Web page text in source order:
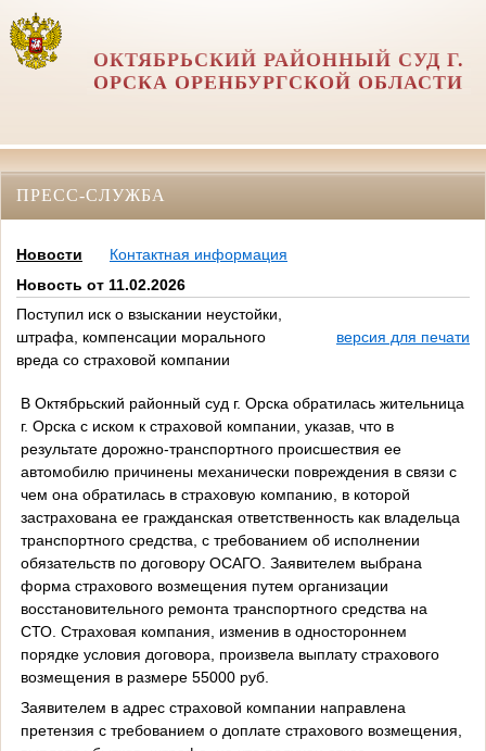
ОКТЯБРЬСКИЙ РАЙОННЫЙ СУД Г.
ОРСКА ОРЕНБУРГСКОЙ ОБЛАСТИ
ПРЕСС-СЛУЖБА
Новости
Контактная информация
Новость от 11.02.2026
Поступил иск о взыскании неустойки,
штрафа, компенсации морального
вреда со страховой компании
версия для печати
В Октябрьский районный суд г. Орска обратилась жительница
г. Орска с иском к страховой компании, указав, что в
результате дорожно-транспортного происшествия ее
автомобилю причинены механически повреждения в связи с
чем она обратилась в страховую компанию, в которой
застрахована ее гражданская ответственность как владельца
транспортного средства, с требованием об исполнении
обязательств по договору ОСАГО. Заявителем выбрана
форма страхового возмещения путем организации
восстановительного ремонта транспортного средства на
СТО. Страховая компания, изменив в одностороннем
порядке условия договора, произвела выплату страхового
возмещения в размере 55000 руб.
Заявителем в адрес страховой компании направлена
претензия с требованием о доплате страхового возмещения,